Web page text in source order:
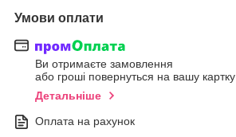
Умови оплати
Ви отримаєте замовлення
або гроші повернуться на вашу картку
Детальніше
Оплата на рахунок